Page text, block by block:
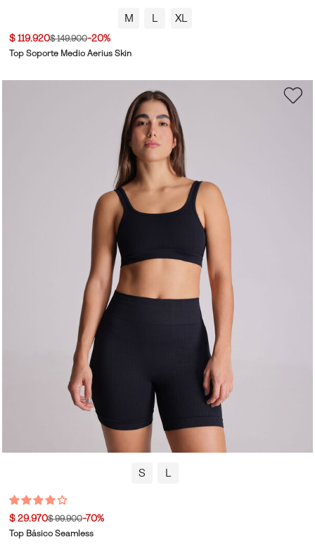
M L XL
$ 119.920$ 149.900-20%
Top Soporte Medio Aerius Skin
S L
$ 29.970$ 99.900-70%
Top Básico Seamless